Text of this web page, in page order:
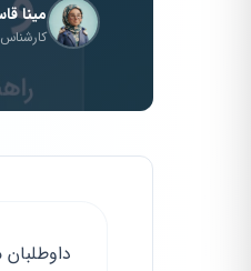
مینا